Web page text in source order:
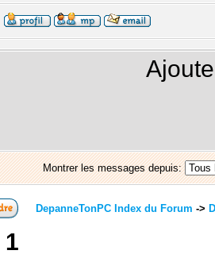
Montrer les messages depuis:
DepanneTonPC Index du Forum ->
1